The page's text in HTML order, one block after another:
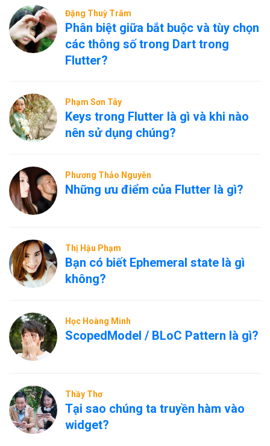
Đặng Thuỳ Trâm
Phân biệt giữa bắt buộc và tùy chọn
các thông số trong Dart trong
Flutter?
Phạm Sơn Tây
Keys trong Flutter là gì và khi nào
nên sử dụng chúng?
Phương Thảo Nguyễn
Những ưu điểm của Flutter là gì?
Thị Hậu Phạm
Bạn có biết Ephemeral state là gì
không?
Học Hoàng Minh
ScopedModel / BLoC Pattern là gì?
Thầy Thơ
Tại sao chúng ta truyền hàm vào
widget?